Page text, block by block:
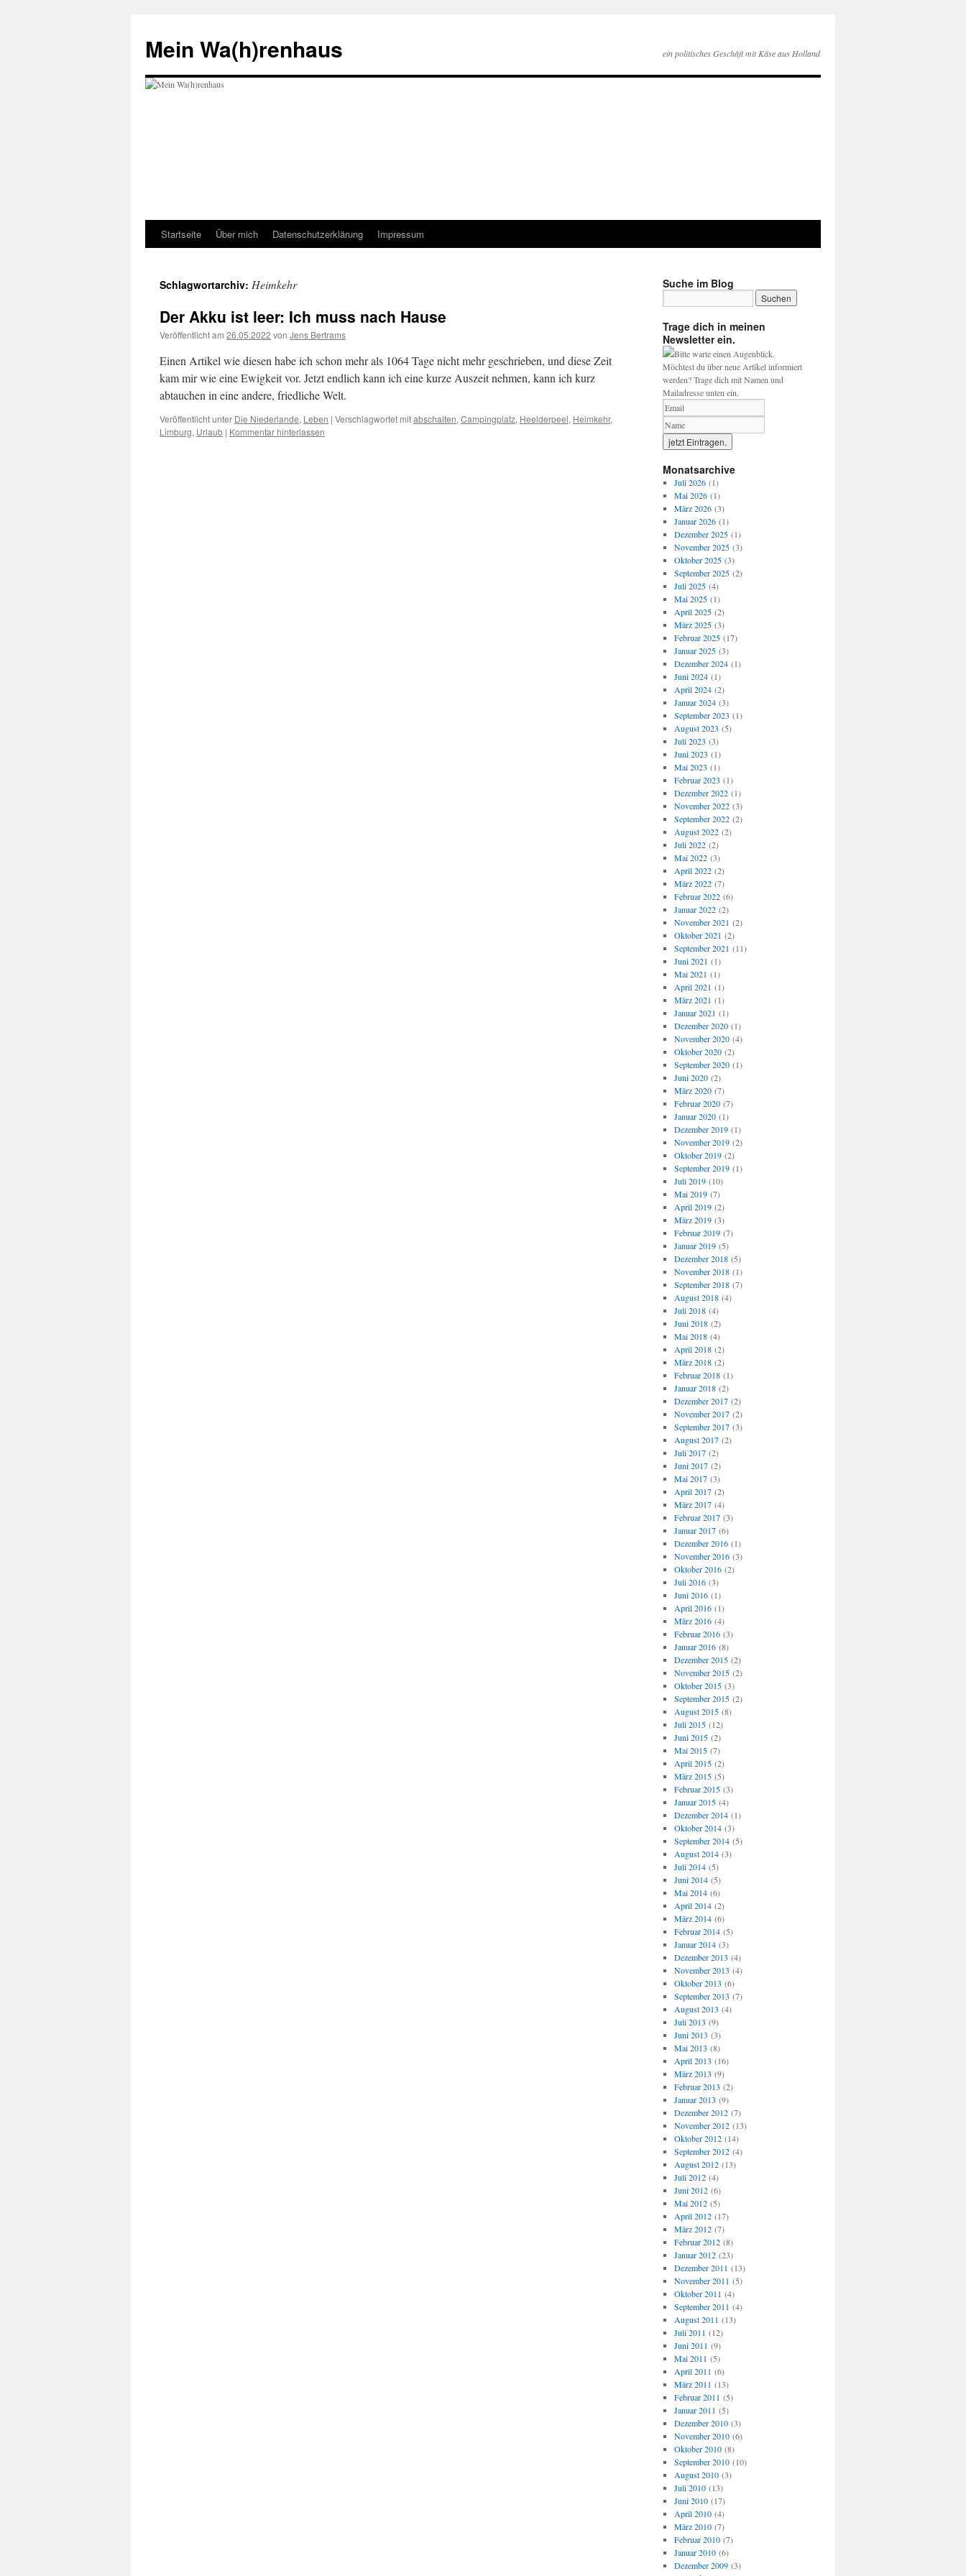
springen
Mein Wa(h)renhaus ein politisches Geschäft mit Käse aus Holland
Startseite Über mich Datenschutzerklärung Impressum
Schlagwortarchiv: Heimkehr
Der Akku ist leer: Ich muss nach Hause
Veröffentlicht am 26.05.2022 von Jens Bertrams
Einen Artikel wie diesen habe ich schon mehr als 1064 Tage nicht mehr geschrieben, und diese Zeit
kam mir wie eine Ewigkeit vor. Jetzt endlich kann ich eine kurze Auszeit nehmen, kann ich kurz
abtauchen in eine andere, friedliche Welt.
Veröffentlicht unter Die Niederlande, Leben | Verschlagwortet mitabschalten, Campingplatz, Heelderpeel, Heimkehr,
Limburg, Urlaub | Kommentar hinterlassen
Suche im Blog
Trage dich in meinen
Newsletter ein.
Bitte warte einen Augenblick.
Möchtest du über neue Artikel informiert
werden? Trage dich mit Namen und
Mailadresse unten ein.
Monatsarchive
Juli 2026(1)
Mai 2026(1)
März 2026(3)
Januar 2026(1)
Dezember 2025(1)
November 2025(3)
Oktober 2025(3)
September 2025(2)
Juli 2025(4)
Mai 2025(1)
April 2025(2)
März 2025(3)
Februar 2025(17)
Januar 2025(3)
Dezember 2024(1)
Juni 2024(1)
April 2024(2)
Januar 2024(3)
September 2023 (1)
August 2023 (5)
Juli 2023 (3)
Juni 2023 (1)
Mai 2023 (1)
Februar 2023 (1)
Dezember 2022(1)
November 2022(3)
September 2022(2)
August 2022(2)
Juli 2022(2)
Mai 2022(3)
April 2022(2)
März 2022(7)
Februar 2022(6)
Januar 2022(2)
November 2021 (2)
Oktober 2021 (2)
September 2021 (11)
Juni 2021 (1)
Mai 2021 (1)
April 2021 (1)
März 2021 (1)
Januar 2021 (1)
Dezember 2020(1)
November 2020(4)
Oktober 2020(2)
September 2020(1)
Juni 2020(2)
März 2020(7)
Februar 2020(7)
Januar 2020(1)
Dezember 2019(1)
November 2019(2)
Oktober 2019(2)
September 2019(1)
Juli 2019(10)
Mai 2019(7)
April 2019(2)
März 2019(3)
Februar 2019(7)
Januar 2019(5)
Dezember 2018(5)
November 2018(1)
September 2018(7)
August 2018(4)
Juli 2018(4)
Juni 2018(2)
Mai 2018(4)
April 2018(2)
März 2018(2)
Februar 2018(1)
Januar 2018(2)
Dezember 2017(2)
November 2017(2)
September 2017(3)
August 2017(2)
Juli 2017(2)
Juni 2017(2)
Mai 2017(3)
April 2017(2)
März 2017(4)
Februar 2017(3)
Januar 2017(6)
Dezember 2016(1)
November 2016(3)
Oktober 2016(2)
Juli 2016(3)
Juni 2016(1)
April 2016(1)
März 2016(4)
Februar 2016(3)
Januar 2016(8)
Dezember 2015(2)
November 2015(2)
Oktober 2015(3)
September 2015(2)
August 2015(8)
Juli 2015(12)
Juni 2015(2)
Mai 2015(7)
April 2015(2)
März 2015(5)
Februar 2015(3)
Januar 2015(4)
Dezember 2014(1)
Oktober 2014(3)
September 2014(5)
August 2014(3)
Juli 2014(5)
Juni 2014(5)
Mai 2014(6)
April 2014(2)
März 2014(6)
Februar 2014(5)
Januar 2014(3)
Dezember 2013 (4)
November 2013 (4)
Oktober 2013 (6)
September 2013 (7)
August 2013 (4)
Juli 2013 (9)
Juni 2013 (3)
Mai 2013 (8)
April 2013 (16)
März 2013 (9)
Februar 2013 (2)
Januar 2013 (9)
Dezember 2012(7)
November 2012(13)
Oktober 2012(14)
September 2012(4)
August 2012(13)
Juli 2012(4)
Juni 2012(6)
Mai 2012(5)
April 2012(17)
März 2012(7)
Februar 2012(8)
Januar 2012(23)
Dezember 2011 (13)
November 2011 (5)
Oktober 2011 (4)
September 2011 (4)
August 2011 (13)
Juli 2011 (12)
Juni 2011 (9)
Mai 2011 (5)
April 2011 (6)
März 2011 (13)
Februar 2011 (5)
Januar 2011 (5)
Dezember 2010(3)
November 2010(6)
Oktober 2010(8)
September 2010(10)
August 2010(3)
Juli 2010(13)
Juni 2010(17)
April 2010(4)
März 2010(7)
Februar 2010(7)
Januar 2010(6)
Dezember 2009(3)